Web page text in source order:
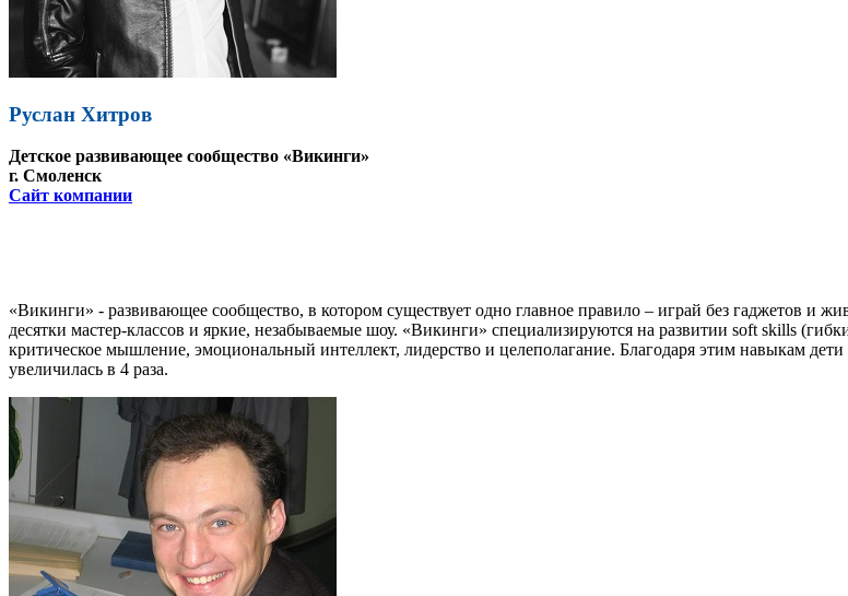
Руслан Хитров
Детское развивающее сообщество «Викинги»
г. Смоленск
Сайт компании
«Викинги» - развивающее сообщество, в котором существует одно главное правило – играй без гаджетов и
десятки мастер-классов и яркие, незабываемые шоу. «Викинги» специализируются на развитии soft skills
критическое мышление, эмоциональный интеллект, лидерство и целеполагание. Благодаря этим навыкам
увеличилась в 4 раза.